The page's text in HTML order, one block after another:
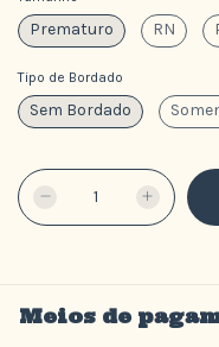
Prematuro RN
Tipo de Bordado
Sem Bordado
Meios de